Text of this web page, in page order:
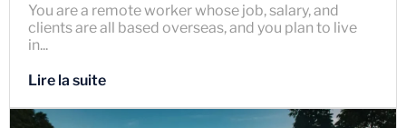
You are a remote worker whose job, salary, and
clients are all based overseas, and you plan to live
in...
Lire la suite